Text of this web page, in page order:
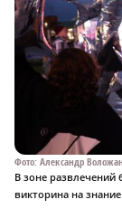
Фото: Александр
В зоне развлечений
викторина на